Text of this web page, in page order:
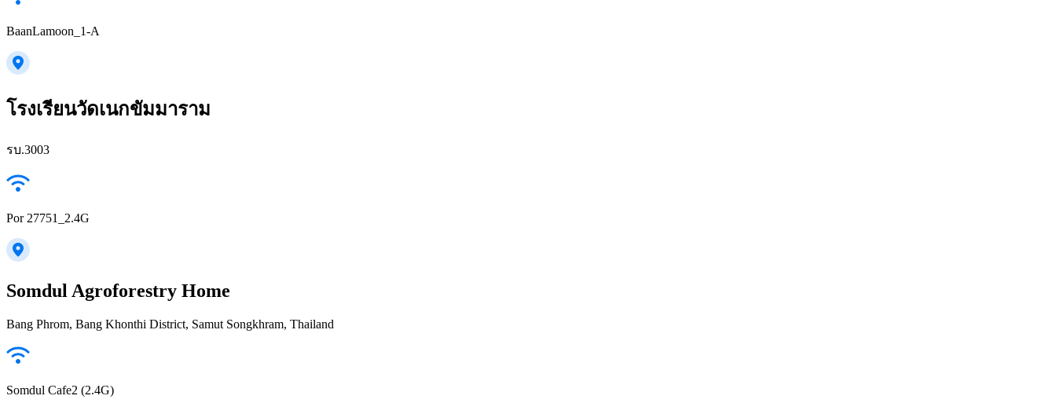
BaanLamoon_1-A
โรงเรียนวัดเนกขัมมาราม
รบ.3003
Por 27751_2.4G
Somdul Agroforestry Home
Bang Phrom, Bang Khonthi District, Samut Songkhram, Thailand
Somdul Cafe2 (2.4G)